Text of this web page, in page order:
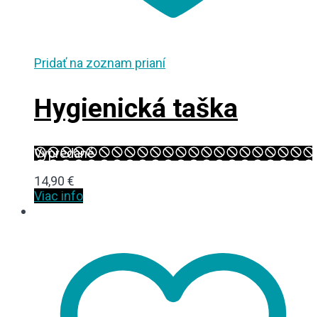
Pridať na zoznam prianí
Hygienická taška
Vypredané
14,90 €
Viac info